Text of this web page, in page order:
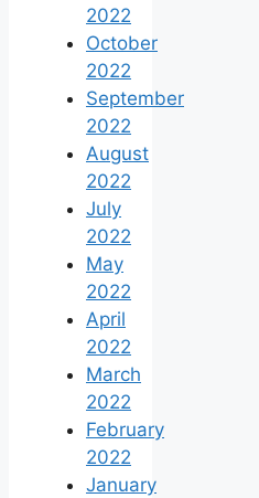
2022
October
2022
September
2022
August
2022
July
2022
May
2022
April
2022
March
2022
February
2022
January